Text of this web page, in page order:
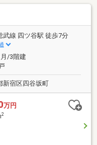
・玄関収納有・鹿島建
な内廊下・オートロッ
宿線「曙橋」駅徒歩5
三丁目」駅徒歩10分
徒歩11分
武線 四ツ谷駅 徒歩7分
/3階建
新宿区四谷坂町
万円
2